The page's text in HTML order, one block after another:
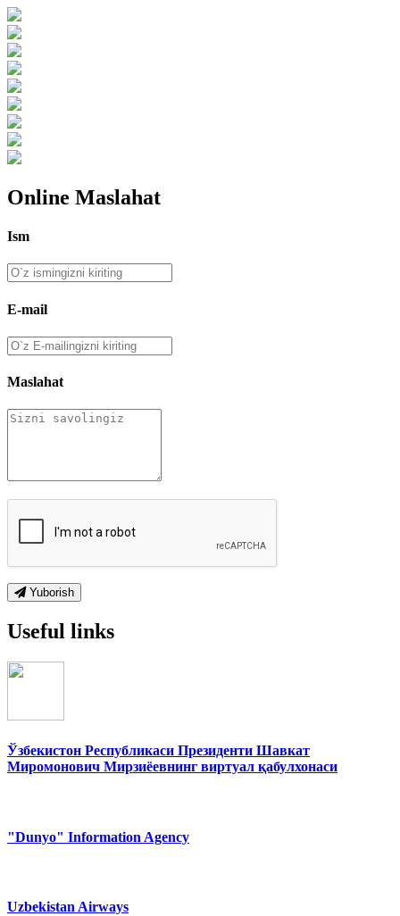
Online Maslahat
Ism
E-mail
Maslahat
Yuborish
Useful links
Ўзбекистон Республикаси Президенти Шавкат
Миромонович Мирзиёевнинг виртуал қабулхонаси
"Dunyo" Information Agency
Uzbekistan Airways